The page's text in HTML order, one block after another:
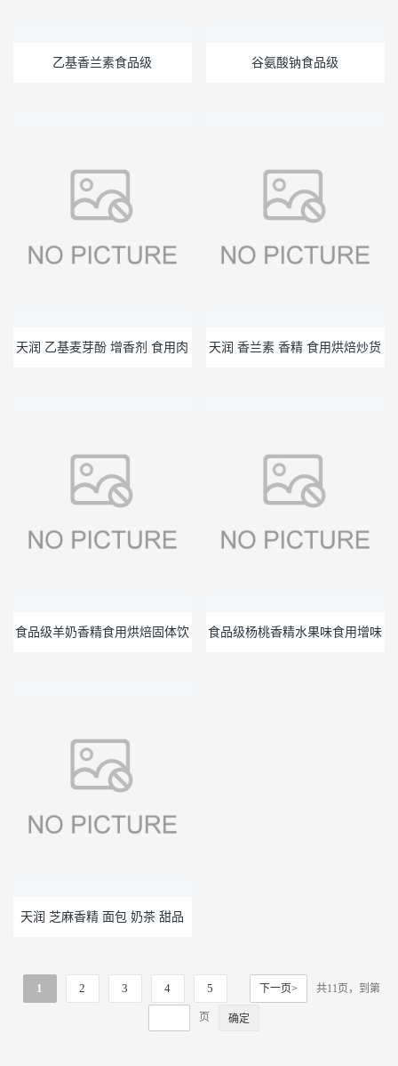
乙基香兰素食品级 谷氨酸钠食品级
天润 乙基麦芽酚 增香剂 食用肉 天润 香兰素 香精 食用烘焙炒货
食品级羊奶香精食用烘焙固体饮 食品级杨桃香精水果味食用增味
天润 芝麻香精 面包 奶茶 甜品
1 2 3 4 5 下一页> 共11页，到第
页